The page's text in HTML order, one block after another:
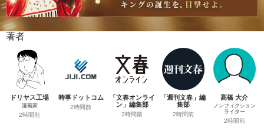
著者
ドリヤス工場
漫画家
2時間前
時事ドットコム
2時間前
「文春オンライ
ン」編集部
2時間前
「週刊文春」編
集部
2時間前
髙橋 大介
ノンフィクション
ライター
2時間前